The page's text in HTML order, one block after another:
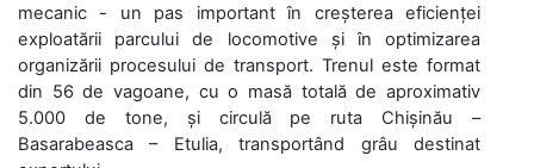
mecanic - un pas important în creșterea eficienței
exploatării parcului de locomotive și în optimizarea
organizării procesului de transport. Trenul este format
din 56 de vagoane, cu o masă totală de aproximativ
5.000 de tone, și circulă pe ruta Chișinău –
Basarabeasca – Etulia, transportând grâu destinat